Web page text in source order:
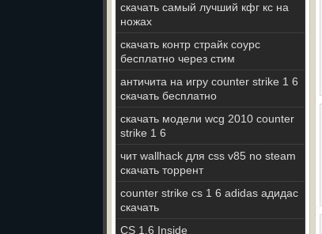
скачать самый лучший кфг кс на
ножах
скачать контр страйк соурс
бесплатно через стим
античита на игру counter strike 1 6
скачать бесплатно
скачать модели wcg 2010 counter
strike 1 6
чит wallhack для css v85 no steam
скачать торрент
counter strike cs 1 6 adidas адидас
скачать
CS 1.6 Inside